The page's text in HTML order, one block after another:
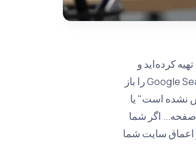
کرده‌اید و
برای به‌روزرسانی موجودی‌ها وقت زیادی صرف کرده‌اید. اما زمانی که پنل Google Search Console را باز
نشده است" یا
اگر شما
اعماق سایت شما